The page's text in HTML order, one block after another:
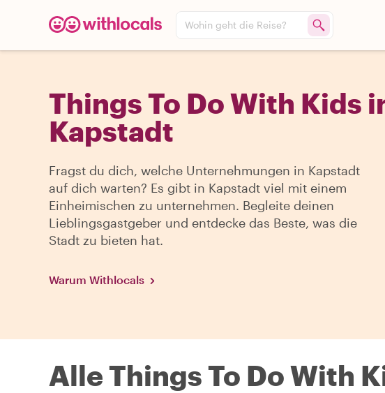
Wohin geht die Reise?
Things To Do With Kids
Kapstadt
Fragst du dich, welche Unternehmungen in Kapstadt
auf dich warten? Es gibt in Kapstadt viel mit einem
Einheimischen zu unternehmen. Begleite deinen
Lieblingsgastgeber und entdecke das Beste, was die
Stadt zu bieten hat.
Warum Withlocals
Alle Things To Do With